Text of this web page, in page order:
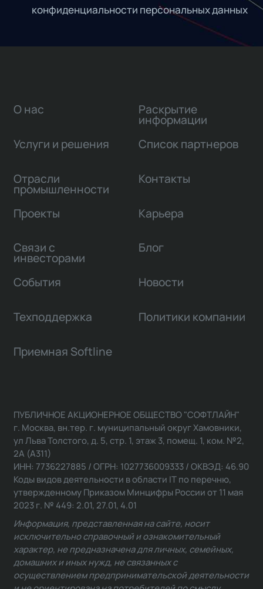
конфиденциальности персональных данных
О нас
Услуги и решения
Отрасли
промышленности
Проекты
Связи с
инвесторами
Раскрытие
информации
Список партнеров
Контакты
Карьера
Блог
События Новости
Техподдержка Политики компании
Приемная Softline
ПУБЛИЧНОЕ АКЦИОНЕРНОЕ ОБЩЕСТВО "СОФТЛАЙН"
г. Москва, вн.тер. г. муниципальный округ Хамовники,
ул Льва Толстого, д. 5, стр. 1, этаж 3, помещ. 1, ком. №2,
2А (А311)
ИНН: 7736227885 / ОГРН: 1027736009333 / ОКВЭД: 46.90
Коды видов деятельности в области IT по перечню,
утвержденному Приказом Минцифры России от 11 мая
2023 г. № 449: 2.01, 27.01, 4.01
Информация, представленная на сайте, носит
исключительно справочный и ознакомительный
характер, не предназначена для личных, семейных,
домашних и иных нужд, не связанных с
осуществлением предпринимательской деятельности